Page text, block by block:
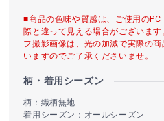
■商品の色味や質感は、ご使用の
際と違って見える場合がございま
フ撮影画像は、光の加減で実際の
いますのでご了承くださいませ。
柄・着用シーズン
柄：織柄無地
着用シーズン：オールシーズン